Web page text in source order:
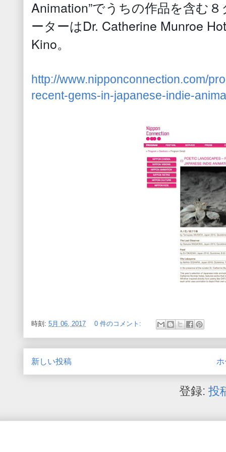
Animation”でうちの作品を含む
ーターはDr. Catherine Munroe
Kino。
http://www.nipponconnection.com/
recent-gems-in-japanese-indie-
時刻: 5月 06, 2017 0 件のコメント:
新しい投稿
登録:投